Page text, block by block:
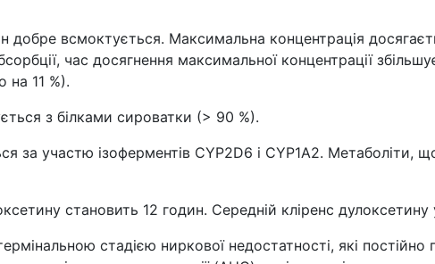
всмоктується. Максимальна концентрація
час досягнення максимальної концентрації
на 11 %).
з білками сироватки (> 90 %).
за участю ізоферментів CYP2D6 і CYP1A2. Метаболіти,
становить 12 годин. Середній кліренс дулоксетину
стадією ниркової недостатності, які постійно